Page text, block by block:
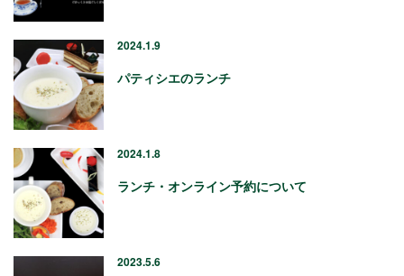
2024.1.9
パティシエのランチ
2024.1.8
ランチ・オンライン予約について
2023.5.6